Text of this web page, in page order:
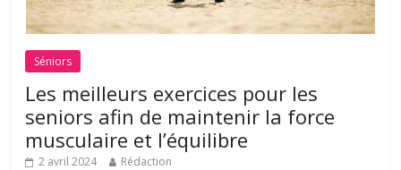
Séniors
Les meilleurs exercices pour les
seniors afin de maintenir la force
musculaire et l’équilibre
2 avril 2024 Rédaction